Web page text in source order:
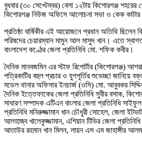
বুধবার (৩০ সেপ্টেম্বর) বেলা ১২টায় কিশোরগঞ্জ শহরের
কিশোরগঞ্জ নিউজ অফিসে আলোচনা সভা ও কেক
প্রতিষ্ঠা বার্ষিকীর এই আয়োজনে প্রধান অতিথি ছিলেন
পরিষদের চেয়ারম্যান মামুন আল মাসুদ খান। এতে
বাংলাদেশ কণ্ঠের জেলা প্রতিনিধি মো. শফিক কবীর।
দৈনিক মানবজমিন এর স্টাফ রিপোর্টার (কিশোরগঞ্জ)
পত্রিকাটির বহুল প্রচার ও যুগপূর্তির শুভেচ্ছা জানিয়ে
মডেল থানার অফিসার ইনচার্জ (ওসি) মো. আবুবকর
দৈনিক ইত্তেফাকের জেলা প্রতিনিধি সুবীর বসাক,
সাধারণ সম্পাদক এটিএন বাংলার জেলা প্রতিনিধি
প্রতিনিধি মনিরুজ্জামান খান চৌধুরী সোহেল, জেলা
আলহাজ্ব খালেকুজ্জামান, এশিয়ান টিভির জেলা
আতাউর রহমান খান মিলন, লায়ন এস এম জাহাঙ্গীর